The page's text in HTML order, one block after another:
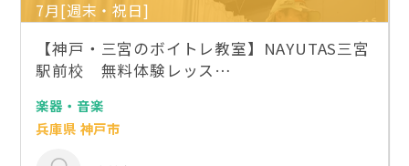
7月[週末・祝日]
【神戸・三宮のボイトレ教室】NAYUTAS三宮
駅前校 無料体験レッス…
楽器・音楽
兵庫県 神戸市